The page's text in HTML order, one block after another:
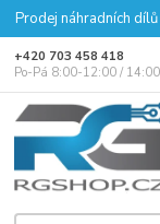
Prodej náhradních
+420 703 458 418
Po-Pá 8:00-12:00 /